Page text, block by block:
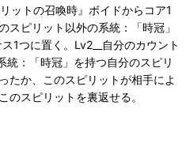
ットの召喚時』ボイドからコア1
スピリット以外の系統：「時冠」
1つに置く。Lv2__自分のカウント
統：「時冠」を持つ自分のスピリ
たか、このスピリットが相手によ
のスピリットを裏返せる。